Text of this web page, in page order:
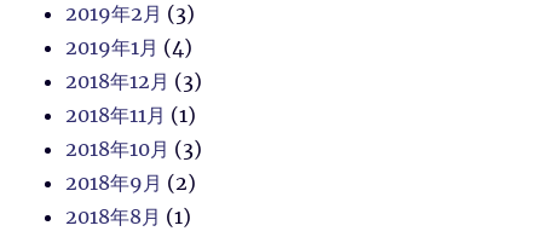
2019年2月 (3)
2019年1月 (4)
2018年12月 (3)
2018年11月 (1)
2018年10月 (3)
2018年9月 (2)
2018年8月 (1)